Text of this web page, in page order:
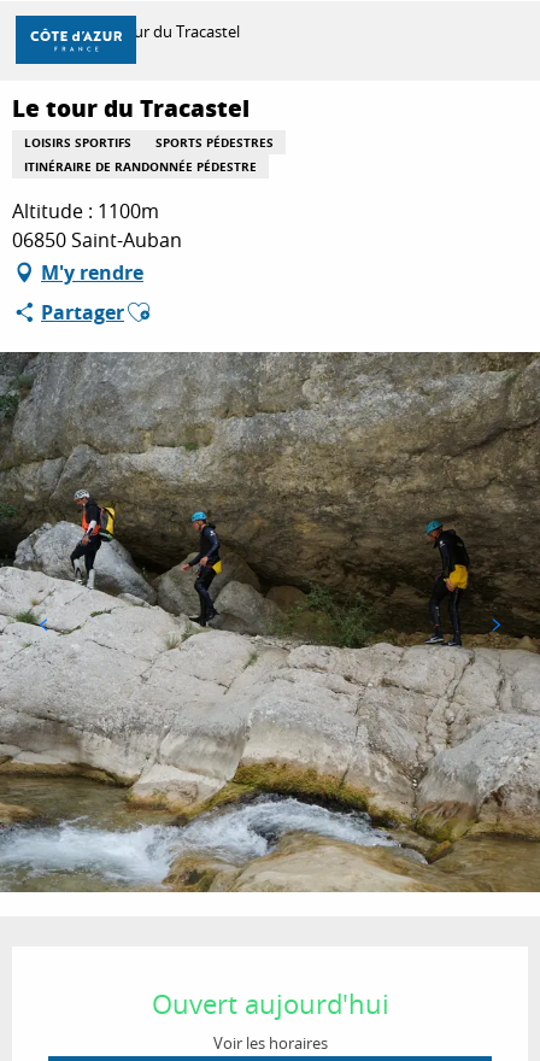
Aller
contenu
principal
DÉCOUVRIR
À FAIRE
SÉJOURNER
Accueil Le tour du Tracastel
Le tour du Tracastel
LOISIRS SPORTIFS
SPORTS PÉDESTRES
ITINÉRAIRE DE RANDONNÉE PÉDESTRE
Altitude : 1100m
06850 Saint-Auban
M'y rendre
PartagerAjouter aux favoris
Ouvert aujourd'hui
Voir les horaires